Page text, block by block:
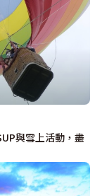
與雪上活動，盡